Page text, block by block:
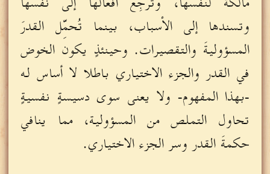
وتسندها إلى الأسباب، بينما تُحمِّل القدرَ
المسؤوليةَ والتقصيرات. وحينئذٍ يكون الخوض
في القدر والجزء الاختياري باطلا لا أساس له
-بهذا المفهوم- ولا يعنى سوى دسيسةٍ نفسيةٍ
تحاول التملص من المسؤولية، مما ينافي
حكمةَ القدر وسر الجزء الاختياري.